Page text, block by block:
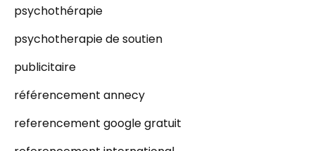
psychothérapie
psychotherapie de soutien
publicitaire
référencement annecy
referencement google gratuit